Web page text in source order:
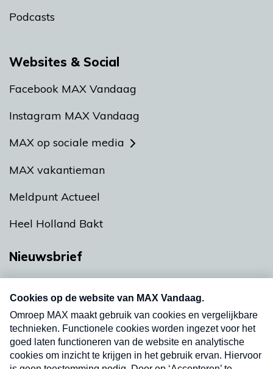
Podcasts
Websites & Social
Facebook MAX Vandaag
Instagram MAX Vandaag
MAX op sociale media
MAX vakantieman
Meldpunt Actueel
Heel Holland Bakt
Nieuwsbrief
nieuwsbrief. Elke vrijdag- en dinsdagochtend in
uw mailbox.
Verzend